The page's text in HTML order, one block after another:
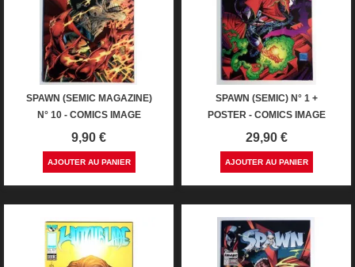
SPAWN (SEMIC MAGAZINE)
N° 10 - COMICS IMAGE
Prix
9,90 €
AJOUTER AU PANIER
SPAWN (SEMIC) N° 1 +
POSTER - COMICS IMAGE
Prix
29,90 €
AJOUTER AU PANIER